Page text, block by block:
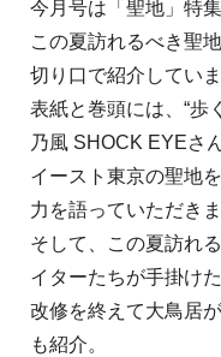
今月号は「聖地」特集
この夏訪れるべき聖
切り口で紹介していま
表紙と巻頭には、“歩
乃風 SHOCK EYEさ
イースト東京の聖地
力を語っていただきま
そして、この夏訪れ
イターたちが手掛け
改修を終えて大鳥居
も紹介。